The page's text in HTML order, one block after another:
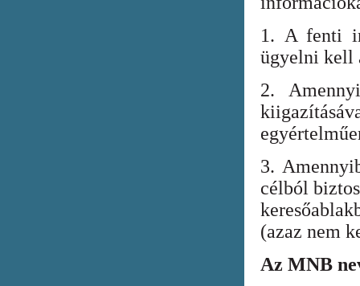
1. A fenti
ügyelni kell
2.
3.
célból
(azaz nem
Az MNB